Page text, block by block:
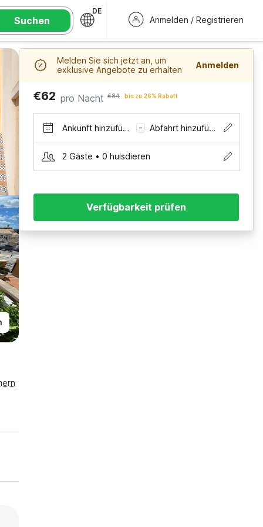
Suchen
DE
Anmelden / Registrieren
Melden Sie sich jetzt an, um
exklusive Angebote zu erhalten
Anmelden
€62 pro Nacht €84 bis zu 26% Rabatt
Ankunft hinzufügen – Abfahrt hinzufügen
2 Gäste • 0 huisdieren
Verfügbarkeit prüfen